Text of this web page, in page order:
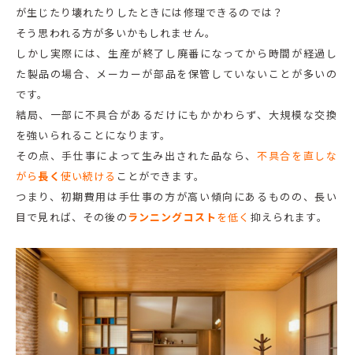
が生じたり壊れたりしたときには修理できるのでは？
そう思われる方が多いかもしれません。
しかし実際には、生産が終了し廃番になってから時間が経過し
た製品の場合、メーカーが部品を保管していないことが多いの
です。
結局、一部に不具合があるだけにもかかわらず、大規模な交換
を強いられることになります。
その点、手仕事によって生み出された品なら、不具合を直しな
がら長く 使い続ける ことができます。
つまり、初期費用は手仕事の方が高い傾向にあるものの、長い
目で見れば、その後のランニングコストを低く 抑えられます。